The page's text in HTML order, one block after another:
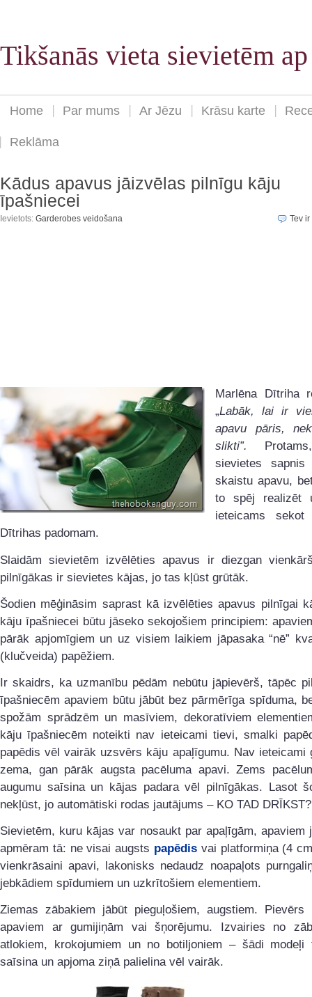
Tikšanās vieta sievietēm
Home Par mums Ar Jēzu Krāsu karte
Reklāma
Kādus apavus jāizvēlas pilnīgu kāju
īpašniecei
Ievietots: Garderobes veidošana Tev ir
Marlēna Dītriha
„Labāk, lai ir
apavu pāris,
slikti”.
sievietes
skaistu apavu,
to spēj realizēt
ieteicams sekot
Dītrihas padomam.
Slaidām sievietēm izvēlēties apavus ir diezgan
pilnīgākas ir sievietes kājas, jo tas kļūst grūtāk.
Šodien mēģināsim saprast kā izvēlēties apavus pilnīgai
kāju īpašniecei būtu jāseko sekojošiem principiem:
pārāk apjomīgiem un uz visiem laikiem jāpasaka “nē”
(klučveida) papēžiem.
Ir skaidrs, ka uzmanību pēdām nebūtu jāpievērš, tāpēc
īpašniecēm apaviem būtu jābūt bez pārmērīga spīduma,
spožām sprādzēm un masīviem, dekoratīviem
kāju īpašniecēm noteikti nav ieteicami tievi, smalki
papēdis vēl vairāk uzsvērs kāju apaļīgumu. Nav ieteicami
zema, gan pārāk augsta pacēluma apavi. Zems
augumu saīsina un kājas padara vēl pilnīgākas. Lasot
nekļūst, jo automātiski rodas jautājums – KO TAD DRĪKST?
Sievietēm, kuru kājas var nosaukt par apaļīgām, apaviem
apmēram tā: ne visai augsts papēdis vai platformiņa (4
vienkrāsaini apavi, lakonisks nedaudz noapaļots
jebkādiem spīdumiem un uzkrītošiem elementiem.
Ziemas zābakiem jābūt pieguļošiem, augstiem. Pievērs
apaviem ar gumijiņām vai šņorējumu. Izvairies no
atlokiem, krokojumiem un no botiljoniem – šādi modeļi
saīsina un apjoma ziņā palielina vēl vairāk.